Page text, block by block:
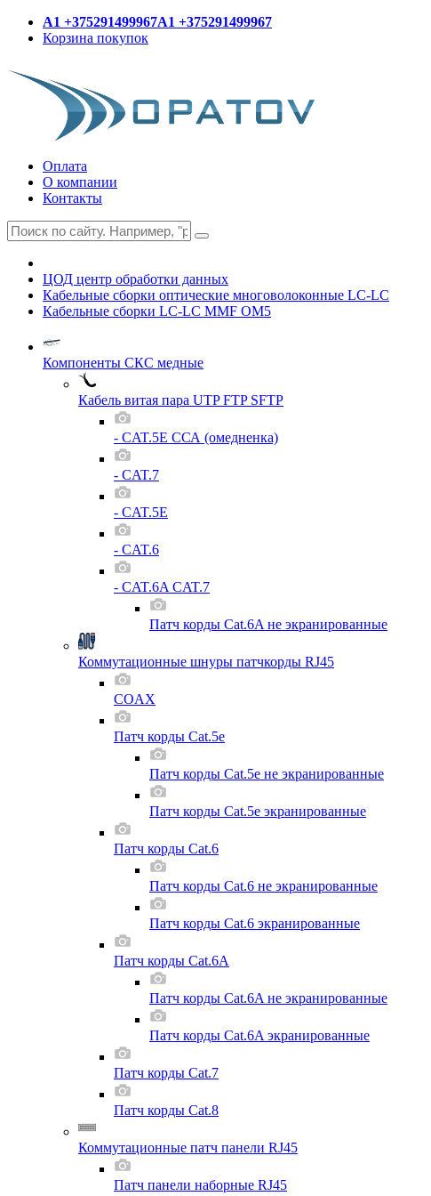
A1 +375291499967A1 +375291499967
Корзина покупок
Оплата
О компании
Контакты
ЦОД центр обработки данных
Кабельные сборки оптические многоволоконные LC-LC
Кабельные сборки LC-LC MMF OM5
Компоненты СКС медные
Кабель витая пара UTP FTP SFTP
- CAT.5E ССА (омедненка)
- CAT.7
- CAT.5E
- CAT.6
- CAT.6A CAT.7
Патч корды Cat.6A не экранированные
Коммутационные шнуры патчкорды RJ45
COAX
Патч корды Cat.5e
Патч корды Cat.5e не экранированные
Патч корды Cat.5e экранированные
Патч корды Cat.6
Патч корды Cat.6 не экранированные
Патч корды Cat.6 экранированные
Патч корды Cat.6A
Патч корды Cat.6A не экранированные
Патч корды Cat.6A экранированные
Патч корды Cat.7
Патч корды Cat.8
Коммутационные патч панели RJ45
Патч панели наборные RJ45